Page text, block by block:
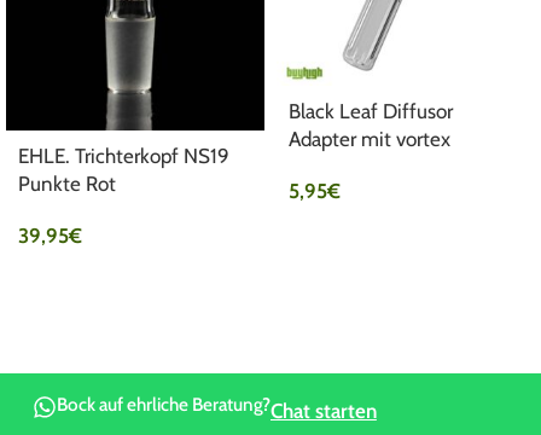
EHLE. Trichterkopf NS19
Punkte Rot
39,95€
Black Leaf Diffusor
Adapter mit vortex
5,95€
Bock auf ehrliche Beratung?Chat starten